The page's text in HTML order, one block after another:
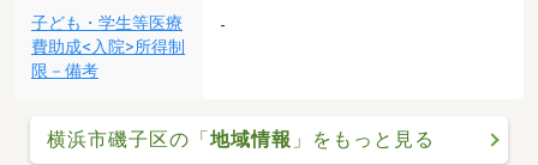
子ども・学生等医療
費助成<入院>所得制
限－備考
-
横浜市磯子区の「地域情報 」をもっと見る